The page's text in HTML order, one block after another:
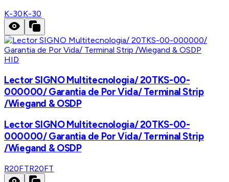
K-30K-30
HID
Lector SIGNO Multitecnologia/ 20TKS-00-
000000/ Garantia de Por Vida/ Terminal Strip
/Wiegand & OSDP
Lector SIGNO Multitecnologia/ 20TKS-00-
000000/ Garantia de Por Vida/ Terminal Strip
/Wiegand & OSDP
R20FTR20FT